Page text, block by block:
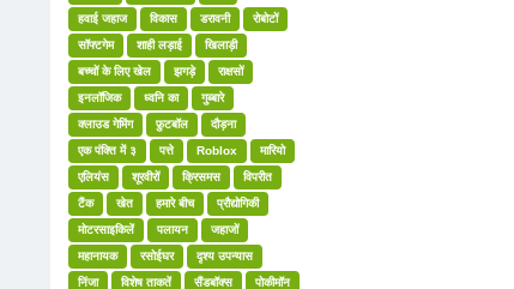
हवाई जहाज
विकास डरावनी
रोबोटों
सॉफ्टगेम
शाही लड़ाई
खिलाड़ी
बच्चों के लिए खेल
झगड़े
राक्षसों
इनलॉजिक
ध्वनि का
गुब्बारे
क्लाउड गेमिंग
फ़ुटबॉल
दौड़ना
एक पंक्ति में ३
पत्ते Roblox
मारियो
एलियंस
शूरवीरों क्रिसमस
विपरीत
टैंक
खेत हमारे बीच
प्रौद्योगिकी
मोटरसाइकिलें
पलायन
जहाजों
महानायक
रसोईघर
दृश्य उपन्यास
निंजा
विशेष ताकतें सैंडबॉक्स
पोकीमॉन